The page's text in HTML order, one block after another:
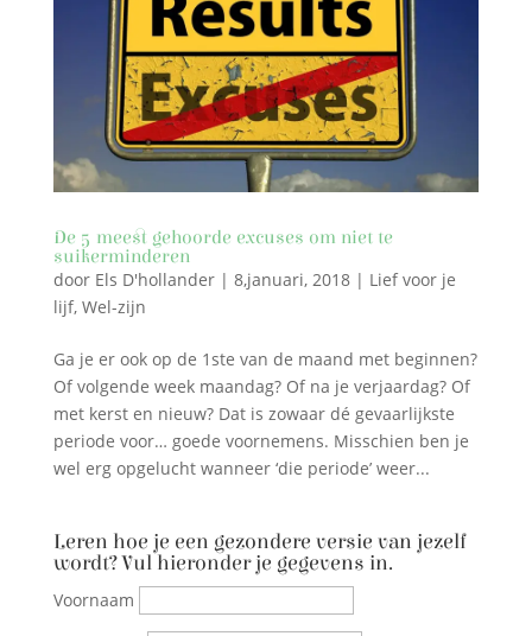
De 5 meest gehoorde excuses om niet te
suikerminderen
door Els D'hollander| 8,januari, 2018| Lief voor je
lijf, Wel-zijn
Ga je er ook op de 1ste van de maand met beginnen?
Of volgende week maandag? Of na je verjaardag? Of
met kerst en nieuw? Dat is zowaar dé gevaarlijkste
periode voor… goede voornemens. Misschien ben je
wel erg opgelucht wanneer ‘die periode’ weer...
Leren hoe je een gezondere versie van jezelf
wordt? Vul hieronder je gegevens in.
Voornaam